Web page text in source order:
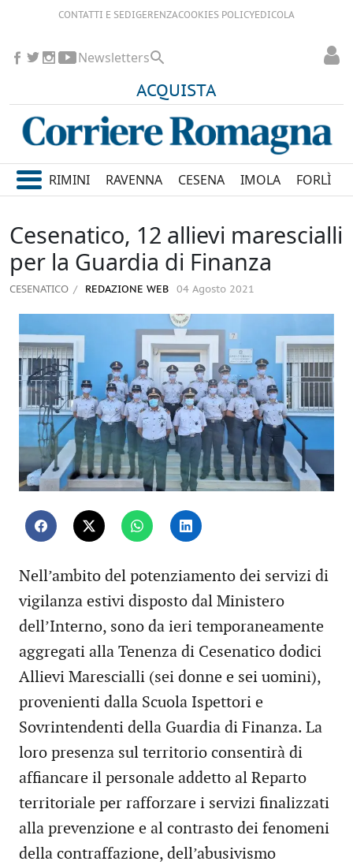
CONTATTI E SEDIGERENZACOOKIES POLICYEDICOLA
ACQUISTA
Newsletters
RIMINI RAVENNA CESENA IMOLA FORLÌ
Cesenatico, 12 allievi marescialli
per la Guardia di Finanza
CESENATICO REDAZIONE WEB 04 Agosto 2021
Nell’ambito del potenziamento dei servizi di
vigilanza estivi disposto dal Ministero
dell’Interno, sono da ieri temporaneamente
aggregati alla Tenenza di Cesenatico dodici
Allievi Marescialli (sei donne e sei uomini),
provenienti dalla Scuola Ispettori e
Sovrintendenti della Guardia di Finanza. La
loro presenza sul territorio consentirà di
affiancare il personale addetto al Reparto
territoriale per rafforzare i servizi finalizzati
alla prevenzione e al contrasto dei fenomeni
della contraffazione, dell’abusivismo